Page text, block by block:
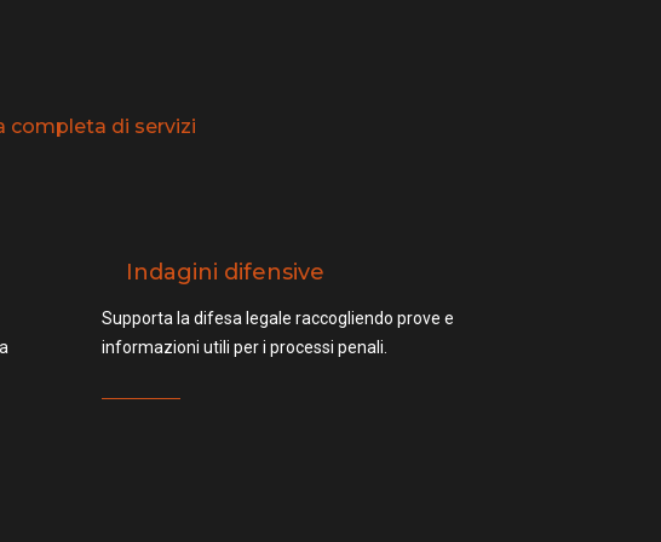
completa di servizi
Indagini difensive
Supporta la difesa legale raccogliendo prove e
informazioni utili per i processi penali.